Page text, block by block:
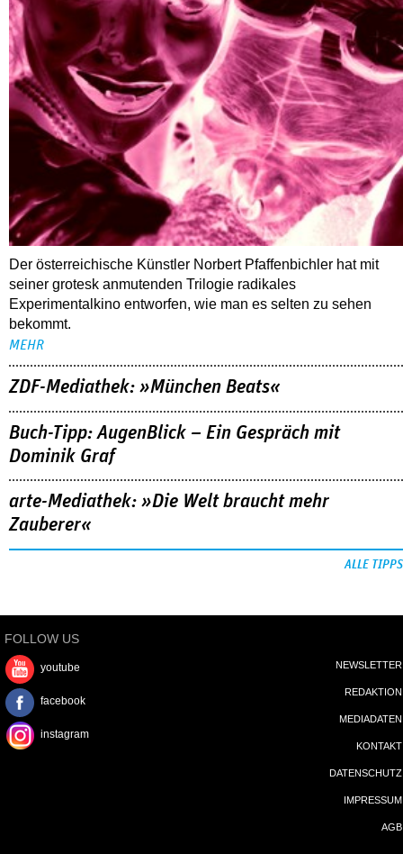
Der österreichische Künstler Norbert Pfaffenbichler hat mit
seiner grotesk anmutenden Trilogie radikales
Experimentalkino entworfen, wie man es selten zu sehen
bekommt.
MEHR
ZDF-Mediathek: »München Beats«
Buch-Tipp: AugenBlick – Ein Gespräch mit
Dominik Graf
arte-Mediathek: »Die Welt braucht mehr
Zauberer«
ALLE TIPPS
FOLLOW US
youtube
facebook
instagram
NEWSLETTER
REDAKTION
MEDIADATEN
KONTAKT
DATENSCHUTZ
IMPRESSUM
AGB